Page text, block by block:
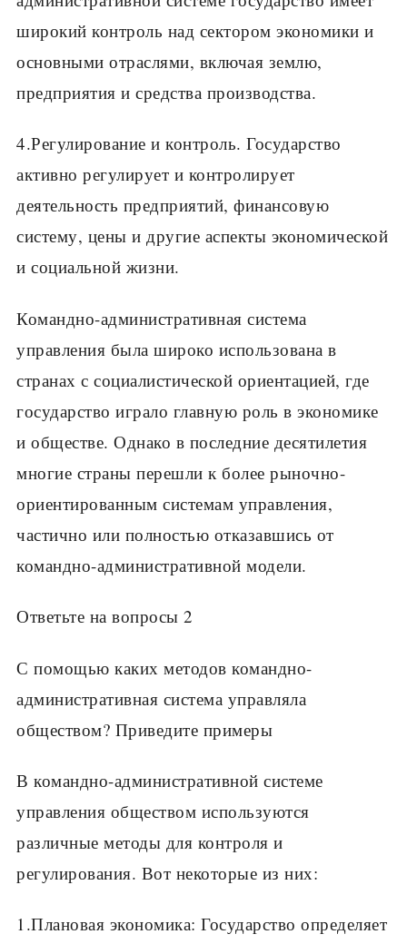
широкий контроль над сектором экономики и
основными отраслями, включая землю,
предприятия и средства производства.
4.Регулирование и контроль. Государство
активно регулирует и контролирует
деятельность предприятий, финансовую
систему, цены и другие аспекты экономической
и социальной жизни.
Командно-административная система
управления была широко использована в
странах с социалистической ориентацией, где
государство играло главную роль в экономике
и обществе. Однако в последние десятилетия
многие страны перешли к более рыночно-
ориентированным системам управления,
частично или полностью отказавшись от
командно-административной модели.
Ответьте на вопросы 2
С помощью каких методов командно-
административная система управляла
обществом? Приведите примеры
В командно-административной системе
управления обществом используются
различные методы для контроля и
регулирования. Вот некоторые из них:
1.Плановая экономика: Государство определяет